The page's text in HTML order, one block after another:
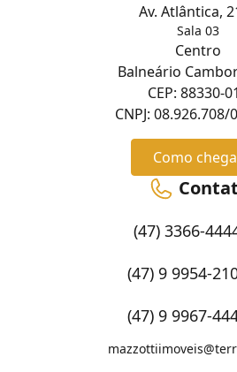
Av. Atlântica,
Sala 03
Centro
Balneário
CEP: 88330-
CNPJ: 08.926.708/
Como
(47) 3366-
(47) 9 9954-
(47) 9 9967-